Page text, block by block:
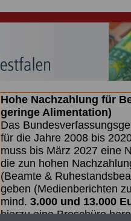
Hohe Nachzahlung für
geringe Alimentation)
Das
für die Jahre 2008 bis
muss bis März 2027 eine
die zun hohen
(Beamte &
geben (Medienberichten
mind. 3.000 und 13.000
hierzu eine Broschüre